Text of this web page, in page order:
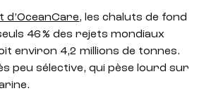
, les chaluts de fond
46 % des rejets mondiaux
environ 4,2 millions de tonnes.
peu sélective, qui pèse lourd sur